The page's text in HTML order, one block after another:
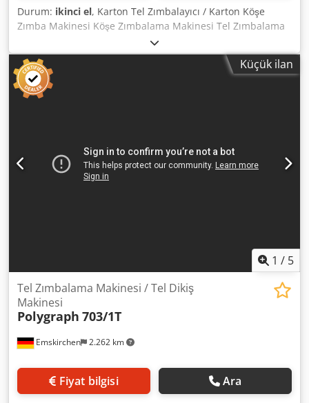
Durum: ikinci el, Karton Tel Zımbalayıcı / Karton Köşe
Zımba Makinesi Köşe Zımbalama Makinesi Tel Zımbalama
Makinesi Rapidex 832 Karton Tel Zımbalayıcı / Carton
Corner Stitcher Seri No: 832 Zımba kolu uzunluğu: 35 cm
Ayak pedalı WhatsApp, MS Zoom veya Telegram ile online
video inceleme Crsdezi Egxjpfx Amuof
Emskirchen/Nürnberg stokta – Hemen teslim – Test
Küçük ilan
1 / 5
Emskirchen 2.262 km
Tel Zımbalama Makinesi / Tel Dikiş
Makinesi
Polygraph 703/1T
Fiyat bilgisi Ara